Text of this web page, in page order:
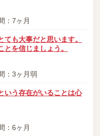
：7ヶ月
も大事だと思います。
を信じましょう。
：3ヶ月弱
いう存在がいることは心
：6ヶ月